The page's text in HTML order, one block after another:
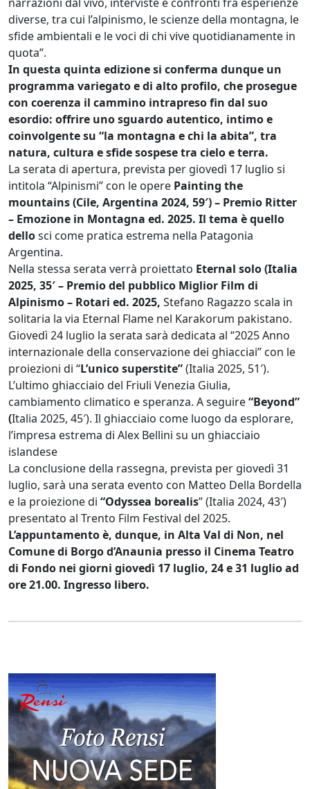
diverse, tra cui l’alpinismo, le scienze della montagna, le
sfide ambientali e le voci di chi vive quotidianamente in
quota”.
In questa quinta edizione si conferma dunque un
programma variegato e di alto profilo, che prosegue
con coerenza il cammino intrapreso fin dal suo
esordio: offrire uno sguardo autentico, intimo e
coinvolgente su “la montagna e chi la abita”, tra
natura, cultura e sfide sospese tra cielo e terra.
La serata di apertura, prevista per giovedì 17 luglio si
intitola “Alpinismi” con le opere Painting the
mountains (Cile, Argentina 2024, 59′) – Premio Ritter
– Emozione in Montagna ed. 2025. Il tema è quello
dellosci come pratica estrema nella Patagonia
Argentina.
Nella stessa serata verrà proiettato Eternal solo (Italia
2025, 35′ – Premio del pubblico Miglior Film di
Alpinismo – Rotari ed. 2025, Stefano Ragazzo scala in
solitaria la via Eternal Flame nel Karakorum pakistano.
Giovedì 24 luglio la serata sarà dedicata al “2025 Anno
internazionale della conservazione dei ghiacciai” con le
proiezioni di “L’unico superstite”(Italia 2025, 51′).
L’ultimo ghiacciaio del Friuli Venezia Giulia,
cambiamento climatico e speranza. A seguire“Beyond”
(Italia 2025, 45′). Il ghiacciaio come luogo da esplorare,
l’impresa estrema di Alex Bellini su un ghiacciaio
islandese
La conclusione della rassegna, prevista per giovedì 31
luglio, sarà una serata evento con Matteo Della Bordella
e la proiezione di “Odyssea borealis” (Italia 2024, 43′)
presentato al Trento Film Festival del 2025.
L’appuntamento è, dunque, in Alta Val di Non, nel
Comune di Borgo d’Anaunia presso il Cinema Teatro
di Fondo nei giorni giovedì 17 luglio, 24 e 31 luglio ad
ore 21.00. Ingresso libero.